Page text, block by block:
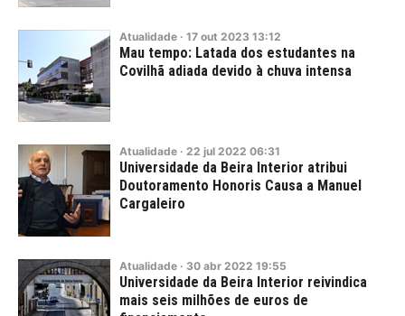
Atualidade · 17 out 2023 13:12
Mau tempo: Latada dos estudantes na
Covilhã adiada devido à chuva intensa
Atualidade · 22 jul 2022 06:31
Universidade da Beira Interior atribui
Doutoramento Honoris Causa a Manuel
Cargaleiro
Atualidade · 30 abr 2022 19:55
Universidade da Beira Interior reivindica
mais seis milhões de euros de